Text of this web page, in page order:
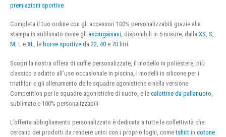
premiazioni sportive
Completa il tuo ordine con gli accessori 100% personalizzabili grazie alla
stampa in sublimato come gli asciugamani, disponibili in 5 misure, dalla XS, S,
M, L e XL, le borse sportive da 22, 40 e 70 litri.
Scopri la nostra offera di cuffie personalizzate, il modello in poliestere, più
classico e adatto all’uso occasionale in piscina, i modelli in silicone per i
triathlon e gli allenamento delle squadre agonistiche e nella versione
Competition per le squadre agonistiche di nuoto, e le calottine da pallanuoto
sublimate e 100% personalizzabili
L’offerta abbigliamento personalizzato è dedicata a tutte le collettività che
cercano dei prodotti da rendere unici con i proprio loghi, cometshirt in cotone